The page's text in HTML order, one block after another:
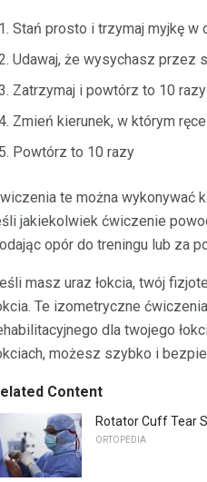
Stań prosto i trzymaj myjkę w
Udawaj, że wysychasz przez
Zatrzymaj i powtórz to 10 razy
Zmień kierunek, w którym
Powtórz to 10 razy
te można wykonywać
jakiekolwiek ćwiczenie
opór do treningu lub za
masz uraz łokcia, twój
Te izometryczne
dla twojego
możesz szybko i
Content
Rotator Cuff Tear
ORTOPEDIA